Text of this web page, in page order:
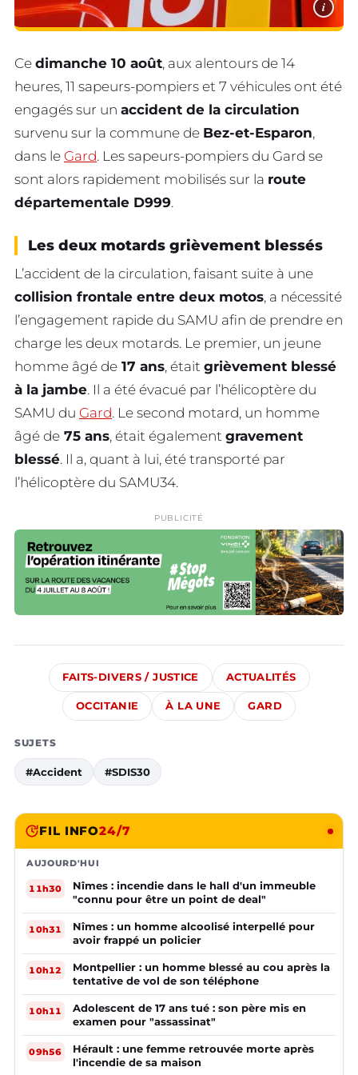
i
Ce dimanche 10 août, aux alentours de 14
heures, 11 sapeurs-pompiers et 7 véhicules ont été
engagés sur un accident de la circulation
survenu sur la commune de Bez-et-Esparon,
dans le Gard. Les sapeurs-pompiers du Gard se
sont alors rapidement mobilisés sur la route
départementale D999.
Les deux motards grièvement blessés
L’accident de la circulation, faisant suite à une
collision frontale entre deux motos, a nécessité
l’engagement rapide du SAMU afin de prendre en
charge les deux motards. Le premier, un jeune
homme âgé de 17 ans, était grièvement blessé
à la jambe. Il a été évacué par l’hélicoptère du
SAMU du Gard. Le second motard, un homme
âgé de 75 ans, était également gravement
blessé. Il a, quant à lui, été transporté par
l’hélicoptère du SAMU34.
PUBLICITÉ
FAITS-DIVERS / JUSTICE ACTUALITÉS
OCCITANIE À LA UNE GARD
SUJETS
#Accident #SDIS30
FIL INFO24/7
AUJOURD'HUI
11h30
Nîmes : incendie dans le hall d'un immeuble
"connu pour être un point de deal"
10h31
Nîmes : un homme alcoolisé interpellé pour
avoir frappé un policier
10h12
Montpellier : un homme blessé au cou après la
tentative de vol de son téléphone
10h11
Adolescent de 17 ans tué : son père mis en
examen pour "assassinat"
09h56
Hérault : une femme retrouvée morte après
l'incendie de sa maison